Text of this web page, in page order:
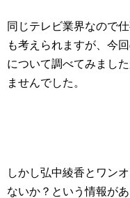
同じテレビ業界なので
も考えられますが、今
について調べてみまし
ませんでした。
しかし弘中綾香とワン
ないか？という情報が